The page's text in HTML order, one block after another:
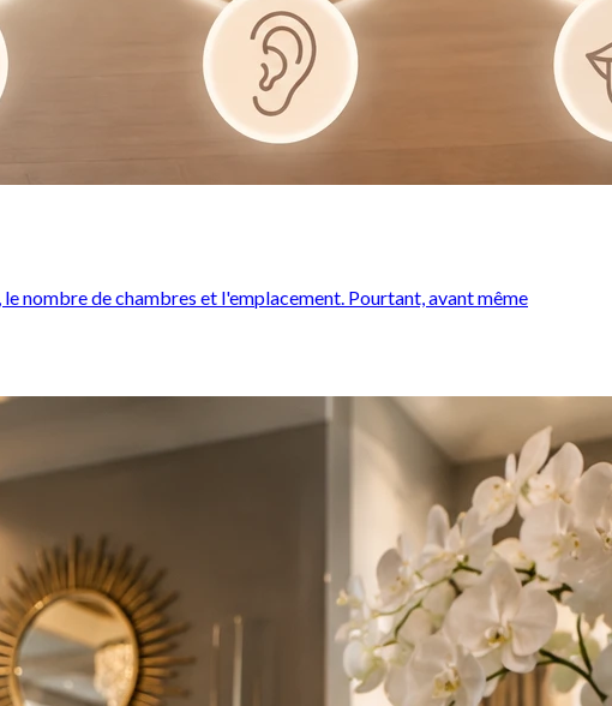
nombre de chambres et l'emplacement. Pourtant, avant même